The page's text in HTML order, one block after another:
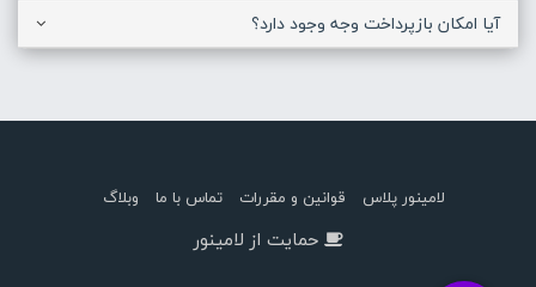
آیا امکان بازپرداخت وجه وجود دارد؟
لامینور پلاس قوانین و مقررات تماس با ما وبلاگ
حمایت از لامینور